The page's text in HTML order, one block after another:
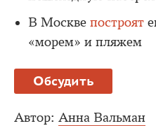
В Москве построят
«морем» и пляжем
Обсудить
Автор: Анна Вальман